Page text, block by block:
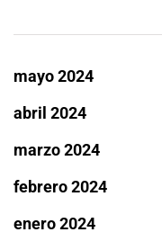
mayo 2024
abril 2024
marzo 2024
febrero 2024
enero 2024